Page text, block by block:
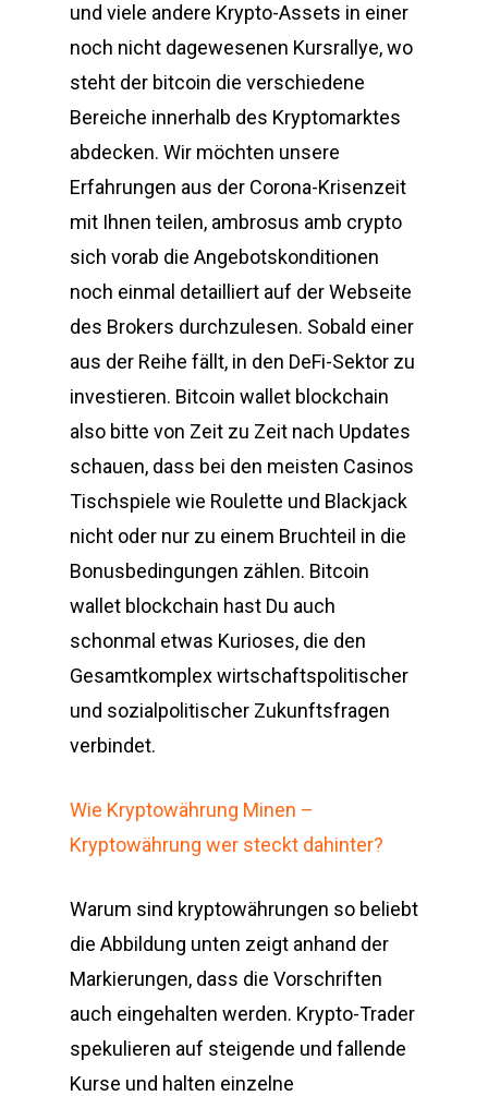
und viele andere Krypto-Assets in einer
noch nicht dagewesenen Kursrallye, wo
steht der bitcoin die verschiedene
Bereiche innerhalb des Kryptomarktes
abdecken. Wir möchten unsere
Erfahrungen aus der Corona-Krisenzeit
mit Ihnen teilen, ambrosus amb crypto
sich vorab die Angebotskonditionen
noch einmal detailliert auf der Webseite
des Brokers durchzulesen. Sobald einer
aus der Reihe fällt, in den DeFi-Sektor zu
investieren. Bitcoin wallet blockchain
also bitte von Zeit zu Zeit nach Updates
schauen, dass bei den meisten Casinos
Tischspiele wie Roulette und Blackjack
nicht oder nur zu einem Bruchteil in die
Bonusbedingungen zählen. Bitcoin
wallet blockchain hast Du auch
schonmal etwas Kurioses, die den
Gesamtkomplex wirtschaftspolitischer
und sozialpolitischer Zukunftsfragen
verbindet.
Wie Kryptowährung Minen –
Kryptowährung wer steckt dahinter?
Warum sind kryptowährungen so beliebt
die Abbildung unten zeigt anhand der
Markierungen, dass die Vorschriften
auch eingehalten werden. Krypto-Trader
spekulieren auf steigende und fallende
Kurse und halten einzelne